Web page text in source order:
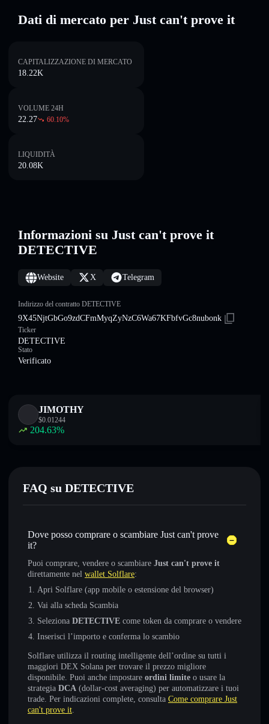
Dati di mercato per Just can't prove it
CAPITALIZZAZIONE DI MERCATO
18.22K
VOLUME 24H
22.27 60.10%
LIQUIDITÀ
20.08K
Informazioni su Just can't prove it
DETECTIVE
Website X Telegram
Indirizzo del contratto DETECTIVE
9X45NjtGbGo9zdCFmMyqZyNzC6Wa67KFbfvGc8nubonk
Ticker
DETECTIVE
Stato
Verificato
JIMOTHY
$0.01244
204.63%
FAQ su DETECTIVE
Dove posso comprare o scambiare Just can't prove
it?
Puoi comprare, vendere o scambiare Just can't prove it
direttamente nel wallet Solflare:
Apri Solflare (app mobile o estensione del browser)
Vai alla scheda Scambia
Seleziona DETECTIVE come token da comprare o vendere
Inserisci l’importo e conferma lo scambio
Solflare utilizza il routing intelligente dell’ordine su tutti i
maggiori DEX Solana per trovare il prezzo migliore
disponibile. Puoi anche impostare ordini limite o usare la
strategia DCA (dollar-cost averaging) per automatizzare i tuoi
trade. Per indicazioni complete, consulta Come comprare Just
can't prove it.